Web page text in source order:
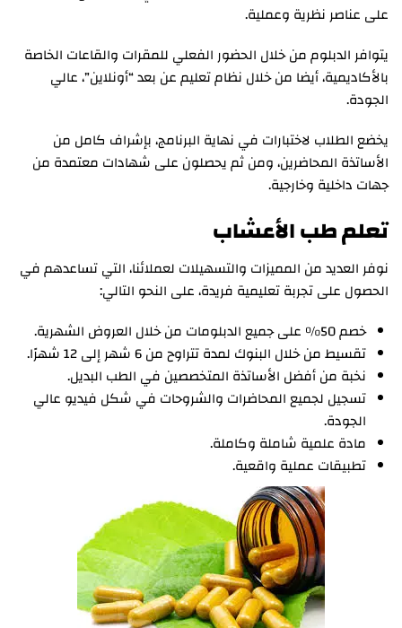
على عناصر نظرية وعملية.
يتوافر الدبلوم من خلال الحضور الفعلي للمقرات والقاعات الخاصة
بالأكاديمية، أيضا من خلال نظام تعليم عن بعد “أونلاين”، عالي
الجودة.
يخضع الطلاب لاختبارات في نهاية البرنامج، بإشراف كامل من
الأساتذة المحاضرين، ومن ثم يحصلون على شهادات معتمدة من
جهات داخلية وخارجية.
تعلم طب الأعشاب
نوفر العديد من المميزات والتسهيلات لعملائنا، التي تساعدهم في
الحصول على تجربة تعليمية فريدة، على النحو التالي:
خصم 50% على جميع الدبلومات من خلال العروض الشهرية.
تقسيط من خلال البنوك لمدة تتراوح من 6 شهر إلى 12 شهرًا.
نخبة من أفضل الأساتذة المتخصصين في الطب البديل.
تسجيل لجميع المحاضرات والشروحات في شكل فيديو عالي
الجودة.
مادة علمية شاملة وكاملة.
تطبيقات عملية واقعية.